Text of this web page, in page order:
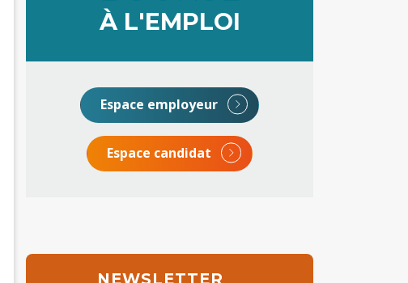
À L'EMPLOI
Espace employeur
Espace candidat